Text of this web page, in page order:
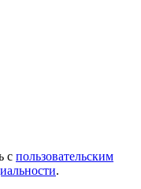
с пользовательским
.